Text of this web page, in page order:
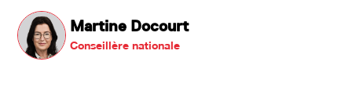
Martine Docourt
Conseillère nationale